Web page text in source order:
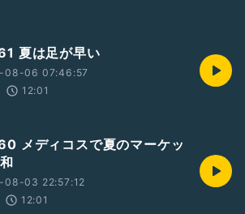
夏は足が早い
08-06 07:46:57
12:01
メディコスで夏のマーケッ
08-03 22:57:12
12:01